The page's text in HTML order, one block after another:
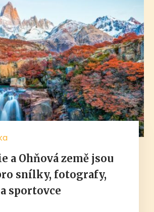
a Ohňová země jsou
snílky, fotografy,
sportovce